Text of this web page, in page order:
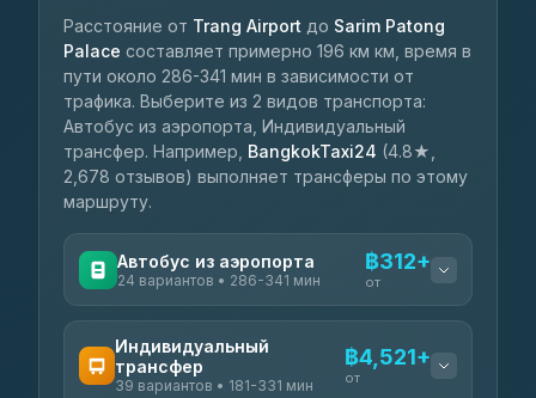
Расстояние от Trang Airport до Sarim Patong
Palace составляет примерно 196 км км, время в
пути около 286-341 мин в зависимости от
трафика. Выберите из 2 видов транспорта:
Автобус из аэропорта, Индивидуальный
трансфер. Например, BangkokTaxi24 (4.8★,
2,678 отзывов) выполняет трансферы по этому
маршруту.
Автобус из аэропорта
24 вариантов • 286-341 мин
฿312+
от
Sri Trang Tour
4.31 (39) ฿312-฿469
Индивидуальный
трансфер
39 вариантов • 181-331 мин
฿4,521+
от